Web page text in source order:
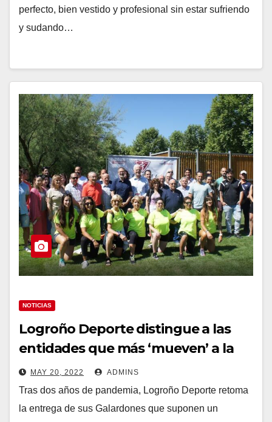
perfecto, bien vestido y profesional sin estar sufriendo
y sudando…
NOTICIAS
Logroño Deporte distingue a las
entidades que más ‘mueven’ a la
ciudad
MAY 20, 2022 ADMINS
Tras dos años de pandemia, Logroño Deporte retoma
la entrega de sus Galardones que suponen un